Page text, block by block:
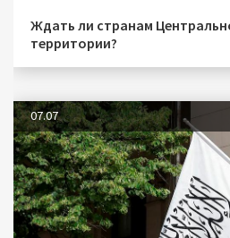
Ждать ли странам
территории?
07.07